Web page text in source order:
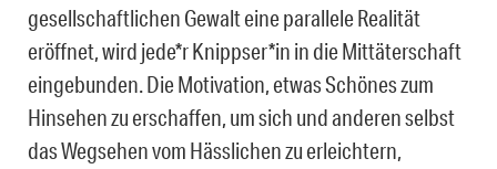
gesellschaftlichen Gewalt eine parallele Realität
eröffnet, wird jede*r Knippser*in in die Mittäterschaft
eingebunden. Die Motivation, etwas Schönes zum
Hinsehen zu erschaffen, um sich und anderen selbst
das Wegsehen vom Hässlichen zu erleichtern,